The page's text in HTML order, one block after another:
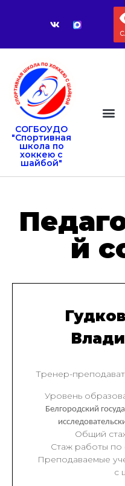
СОГБОУДО
"Спортивная
школа по
хоккею с
шайбой"
й
Тренер-
Уровень
Белгородский
Общий
Стаж работы по
Преподаваемые
с